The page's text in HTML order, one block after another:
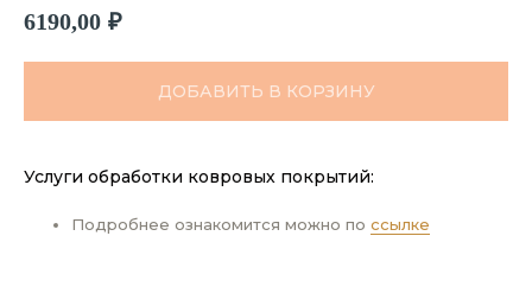
6190,00 ₽
ДОБАВИТЬ В КОРЗИНУ
Услуги обработки ковровых покрытий:
Подробнее ознакомится можно по ссылке